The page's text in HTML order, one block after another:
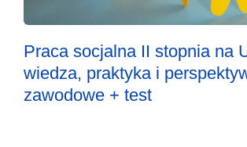
Praca socjalna II stopnia na
wiedza, praktyka i
zawodowe + test